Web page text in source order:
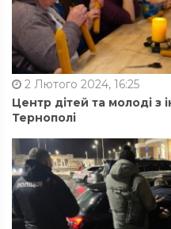
2 Лютого 2024, 16:25
Центр дітей та молоді з
Тернополі